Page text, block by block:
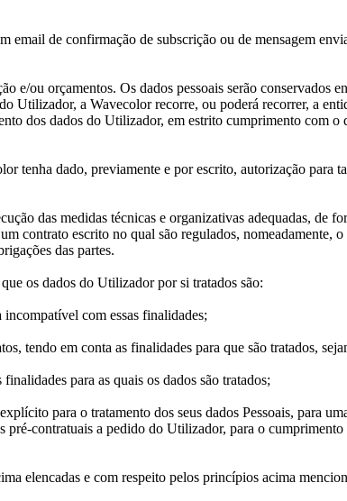
de confirmação de subscrição ou de mensagem
e/ou orçamentos. Os dados pessoais serão conservados
Utilizador, a Wavecolor recorre, ou poderá recorrer, a
dos dados do Utilizador, em estrito cumprimento com o
tenha dado, previamente e por escrito, autorização para
das medidas técnicas e organizativas adequadas, de
contrato escrito no qual são regulados, nomeadamente,
das partes.
os dados do Utilizador por si tratados são:
com essas finalidades;
tendo em conta as finalidades para que são tratados,
para as quais os dados são tratados;
para o tratamento dos seus dados Pessoais, para
contratuais a pedido do Utilizador, para o
elencadas e com respeito pelos princípios acima